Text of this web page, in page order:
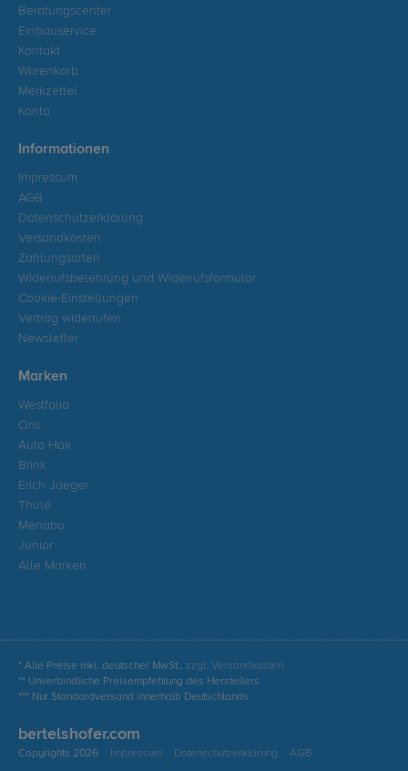
Beratungscenter
Einbauservice
Kontakt
Warenkorb
Merkzettel
Konto
Informationen
Impressum
AGB
Datenschutzerklärung
Versandkosten
Zahlungsarten
Widerrufsbelehrung und Widerrufsformular
Cookie-Einstellungen
Vertrag widerrufen
Newsletter
Marken
Westfalia
Oris
Auto Hak
Brink
Erich Jaeger
Thule
Menabo
Junior
Alle Marken
* Alle Preise inkl. deutscher MwSt., zzgl. Versandkosten
** Unverbindliche Preisempfehlung des Herstellers
*** Nur Standardversand innerhalb Deutschlands
bertelshofer.com
Copyrights 2026 Impressum Datenschutzerklärung AGB